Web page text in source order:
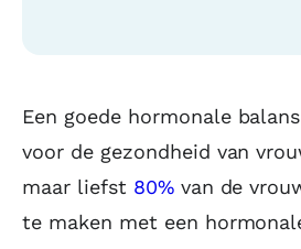
Een goede hormonale
voor de gezondheid van
maar liefst 80%van de
te maken met een